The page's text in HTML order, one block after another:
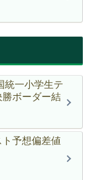
統一小学生テ
勝ボーダー結
予想偏差値